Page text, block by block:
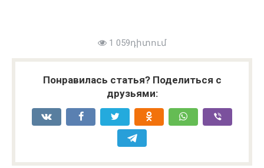
1 059դիտում
Понравилась статья? Поделиться с
друзьями: